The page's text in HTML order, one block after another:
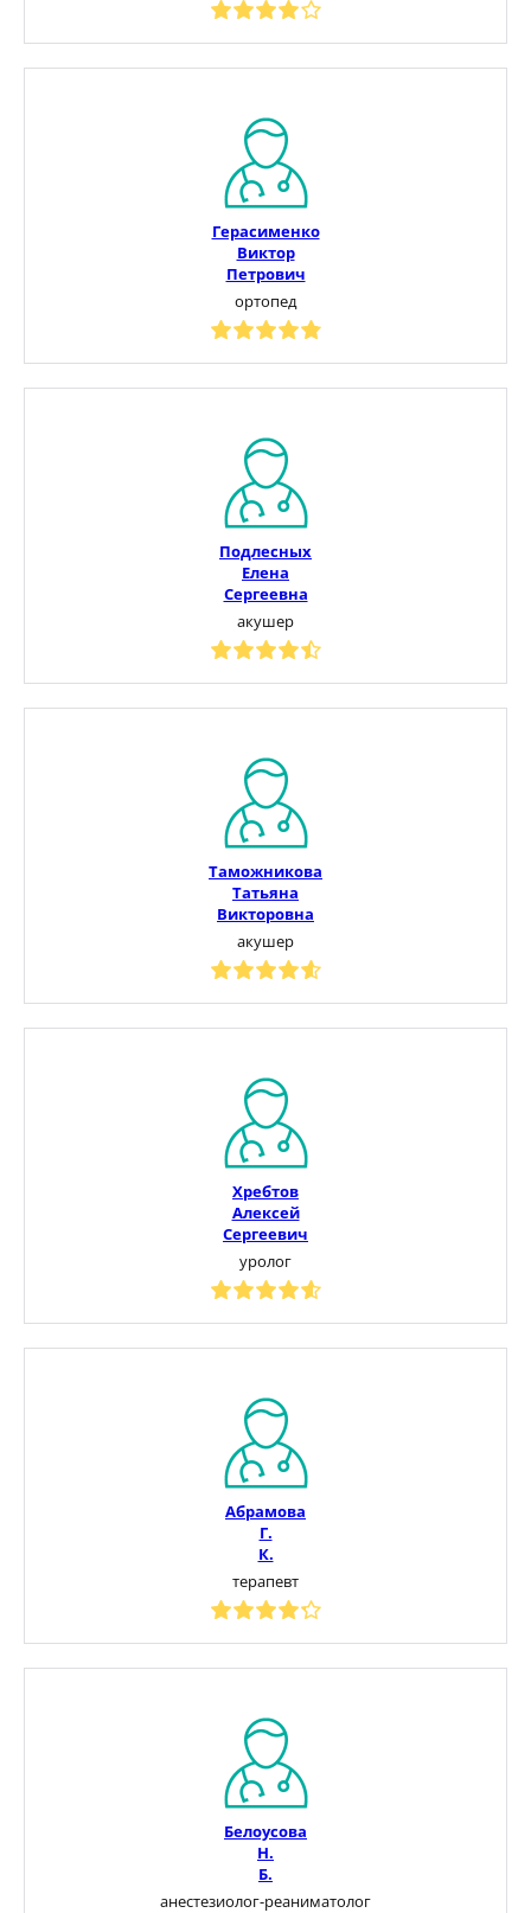
Герасименко
Виктор
Петрович
ортопед
Подлесных
Елена
Сергеевна
акушер
Таможникова
Татьяна
Викторовна
акушер
Хребтов
Алексей
Сергеевич
уролог
Абрамова
Г.
К.
терапевт
Белоусова
Н.
Б.
анестезиолог-реаниматолог